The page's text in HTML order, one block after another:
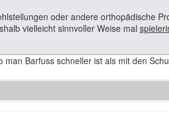
oder andere orthopädische
vielleicht sinnvoller Weise mal
Barfuss schneller ist als mit den